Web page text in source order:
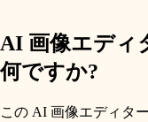
AI 画像エディ
何ですか?
この AI 画像エディタ